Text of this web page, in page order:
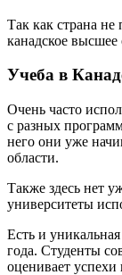
Так как страна не
канадское высшее
Учеба в
Очень часто
с разных
него они уже
области.
Также здесь нет
университеты
Есть и
года. Студенты
оценивает успехи